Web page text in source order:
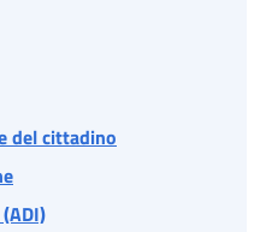
del cittadino